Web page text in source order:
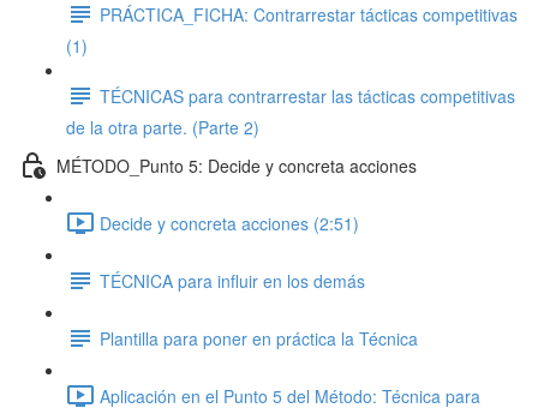
PRÁCTICA_FICHA: Contrarrestar tácticas competitivas
(1)
TÉCNICAS para contrarrestar las tácticas competitivas
de la otra parte. (Parte 2)
MÉTODO_Punto 5: Decide y concreta acciones
Decide y concreta acciones (2:51)
TÉCNICA para influir en los demás
Plantilla para poner en práctica la Técnica
Aplicación en el Punto 5 del Método: Técnica para